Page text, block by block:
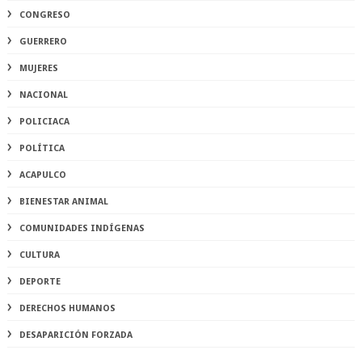
CONGRESO
GUERRERO
MUJERES
NACIONAL
POLICIACA
POLÍTICA
ACAPULCO
BIENESTAR ANIMAL
COMUNIDADES INDÍGENAS
CULTURA
DEPORTE
DERECHOS HUMANOS
DESAPARICIÓN FORZADA